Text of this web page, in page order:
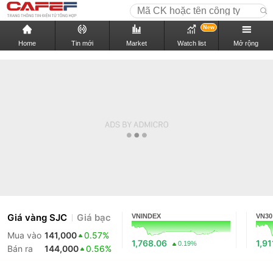
Home Tin mới Market Watch list
New
Mở rộng
Giá vàng SJC Giá bạc
Mua vào 141,000
0.57%
Bán ra
144,000 0.56%
VNINDEX
1,768.06 0.19%
VN30